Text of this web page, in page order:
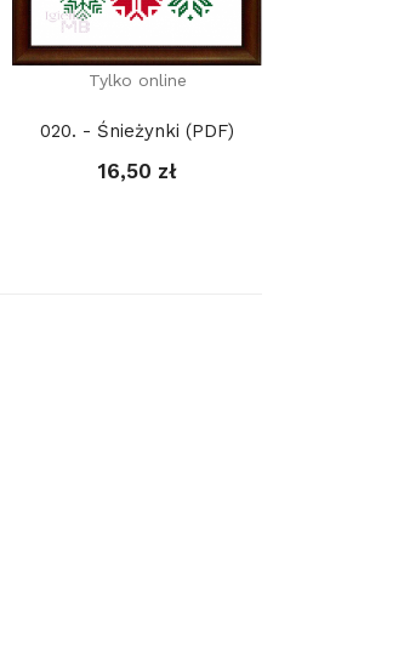
Tylko online
020. - Śnieżynki (PDF)
16,50 zł